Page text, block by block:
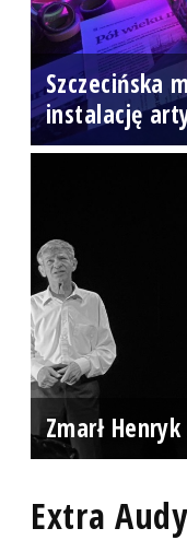
Szczecińska
instalację
Zmarł
Extra